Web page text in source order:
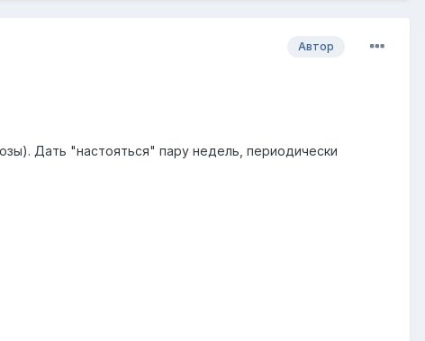
Автор
Дать "настояться" пару недель, периодически